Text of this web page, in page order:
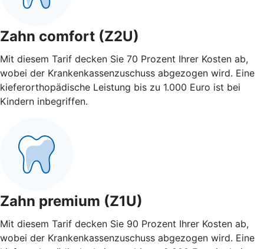
Zahn comfort (Z2U)
Mit diesem Tarif decken Sie 70 Prozent Ihrer Kosten ab,
wobei der Krankenkassenzuschuss abgezogen wird. Eine
kieferorthopädische Leistung bis zu 1.000 Euro ist bei
Kindern inbegriffen.
Zahn premium (Z1U)
Mit diesem Tarif decken Sie 90 Prozent Ihrer Kosten ab,
wobei der Krankenkassenzuschuss abgezogen wird. Eine